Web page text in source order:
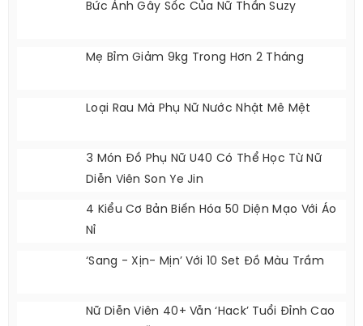
Bức Ảnh Gây Sốc Của Nữ Thần Suzy
Mẹ Bỉm Giảm 9kg Trong Hơn 2 Tháng
Loại Rau Mà Phụ Nữ Nước Nhật Mê Mệt
3 Món Đồ Phụ Nữ U40 Có Thể Học Từ Nữ
Diễn Viên Son Ye Jin
4 Kiểu Cơ Bản Biến Hóa 50 Diện Mạo Với Áo
Nỉ
‘Sang - Xịn- Mịn’ Với 10 Set Đồ Màu Trầm
Nữ Diễn Viên 40+ Vẫn ‘hack’ Tuổi Đỉnh Cao